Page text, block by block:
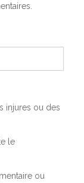
injures ou des
le
ou